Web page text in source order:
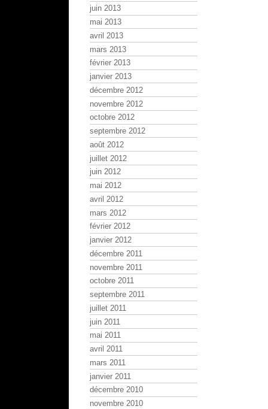
juin 2013
mai 2013
avril 2013
mars 2013
février 2013
janvier 2013
décembre 2012
novembre 2012
octobre 2012
septembre 2012
août 2012
juillet 2012
juin 2012
mai 2012
avril 2012
mars 2012
février 2012
janvier 2012
décembre 2011
novembre 2011
octobre 2011
septembre 2011
juillet 2011
juin 2011
mai 2011
avril 2011
mars 2011
janvier 2011
décembre 2010
novembre 2010